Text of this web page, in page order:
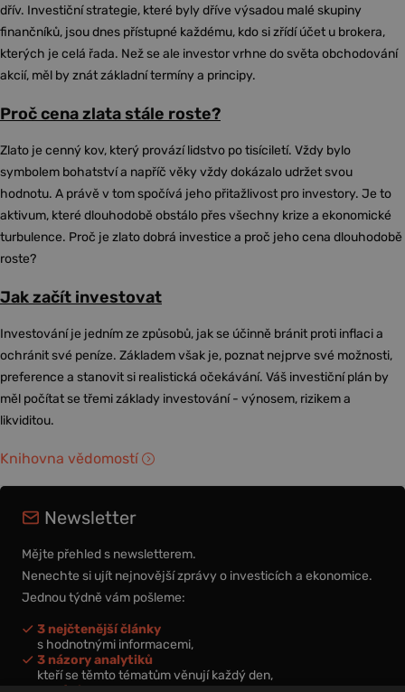
dřív. Investiční strategie, které byly dříve výsadou malé skupiny
finančníků, jsou dnes přístupné každému, kdo si zřídí účet u brokera,
kterých je celá řada. Než se ale investor vrhne do světa obchodování
akcií, měl by znát základní termíny a principy.
Proč cena zlata stále roste?
Zlato je cenný kov, který provází lidstvo po tisíciletí. Vždy bylo
symbolem bohatství a napříč věky vždy dokázalo udržet svou
hodnotu. A právě v tom spočívá jeho přitažlivost pro investory. Je to
aktivum, které dlouhodobě obstálo přes všechny krize a ekonomické
turbulence. Proč je zlato dobrá investice a proč jeho cena dlouhodobě
roste?
Jak začít investovat
Investování je jedním ze způsobů, jak se účinně bránit proti inflaci a
ochránit své peníze. Základem však je, poznat nejprve své možnosti,
preference a stanovit si realistická očekávání. Váš investiční plán by
měl počítat se třemi základy investování - výnosem, rizikem a
likviditou.
Knihovna vědomostí
Newsletter
Mějte přehled s newsletterem.
Nenechte si ujít nejnovější zprávy o investicích a ekonomice.
Jednou týdně vám pošleme:
3 nejčtenější články
s hodnotnými informacemi,
3 názory analytiků
kteří se těmto tématům věnují každý den,